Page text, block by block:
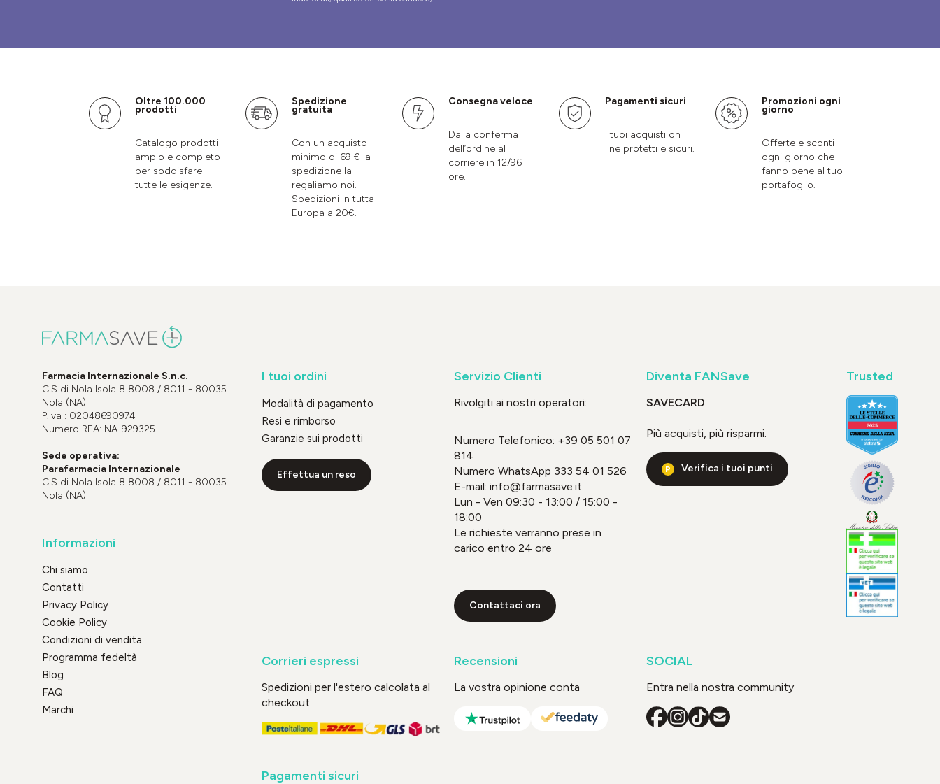
Oltre 100.000
prodotti
Catalogo prodotti
ampio e completo
per soddisfare
tutte le esigenze.
Spedizione
gratuita
Con un acquisto
minimo di 69 € la
spedizione la
regaliamo noi.
Spedizioni in tutta
Europa a 20€.
Consegna veloce
Dalla conferma
dell’ordine al
corriere in 12/96
ore.
Pagamenti sicuri
I tuoi acquisti on
line protetti e sicuri.
Promozioni ogni
giorno
Offerte e sconti
ogni giorno che
fanno bene al tuo
portafoglio.
Farmacia Internazionale S.n.c.
CIS di Nola Isola 8 8008 / 8011 - 80035
Nola (NA)
P.Iva : 02048690974
Numero REA: NA-929325
Sede operativa:
Parafarmacia Internazionale
CIS di Nola Isola 8 8008 / 8011 - 80035
Nola (NA)
Informazioni
Chi siamo
Contatti
Privacy Policy
Cookie Policy
Condizioni di vendita
Programma fedeltà
Blog
FAQ
Marchi
I tuoi ordini
Modalità di pagamento
Resi e rimborso
Garanzie sui prodotti
Effettua un reso
Servizio Clienti
Rivolgiti ai nostri operatori:
Numero Telefonico: +39 05 501 07
814
Numero WhatsApp 333 54 01 526
E-mail: info@farmasave.it
Lun - Ven 09:30 - 13:00 / 15:00 -
18:00
Le richieste verranno prese in
carico entro 24 ore
Contattaci ora
Diventa FANSave
SAVECARD
Più acquisti, più risparmi.
Verifica i tuoi punti
Corrieri espressi
Spedizioni per l'estero calcolata al
checkout
Recensioni
La vostra opinione conta
SOCIAL
Entra nella nostra community
Pagamenti sicuri
Trusted